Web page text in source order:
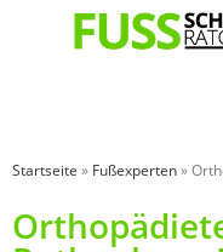
Startseite » Fußexperten»